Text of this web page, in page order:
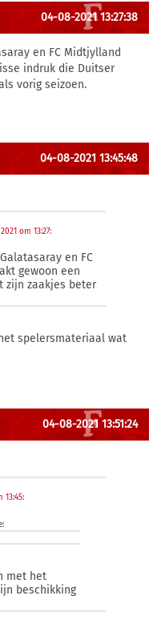
04-08-2021 13:27:38
en FC Midtjylland
indruk die Duitser
vorig seizoen.
04-08-2021 13:45:48
om 13:27:
en FC
gewoon een
zijn zaakjes beter
spelersmateriaal wat
04-08-2021 13:51:24
13:45:
met het
beschikking